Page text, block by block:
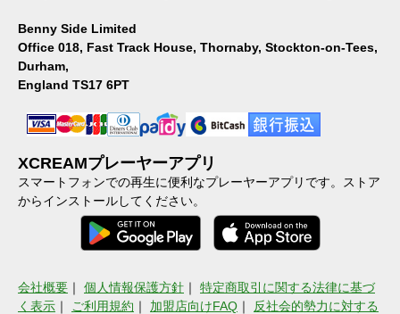
Benny Side Limited
Office 018, Fast Track House, Thornaby, Stockton-on-Tees,
Durham,
England TS17 6PT
XCREAMプレーヤーアプリ
スマートフォンでの再生に便利なプレーヤーアプリです。ストア
からインストールしてください。
会社概要 ｜ 個人情報保護方針 ｜ 特定商取引に関する法律に基づ
く表示 ｜ ご利用規約 ｜ 加盟店向けFAQ ｜ 反社会的勢力に対する